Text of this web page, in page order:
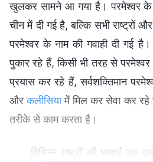
खुलकर सामने आ गया है। परमेश्वर के
चीन में दी गई है, बल्कि सभी राष्ट्रों
परमेश्वर के नाम की गवाही दी गई
पुकार रहे हैं, किसी भी तरह से
प्रयास कर रहे हैं, सर्वशक्तिमान
औरकलीसियामें मिल कर सेवा कर रहे
तरीके से काम करता है।
विभिन्न राष्ट्रों की भाषाएँ